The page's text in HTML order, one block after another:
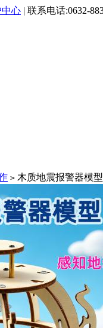
中心 | 联系电话:0632-
> 木质地震报警器模